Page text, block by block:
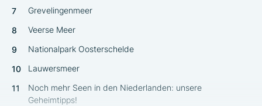
Grevelingenmeer
Veerse Meer
Nationalpark Oosterschelde
Lauwersmeer
Noch mehr Seen in den Niederlanden: unsere
Geheimtipps!